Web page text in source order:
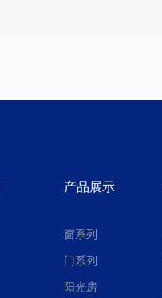
产品展示
窗系列
门系列
阳光房